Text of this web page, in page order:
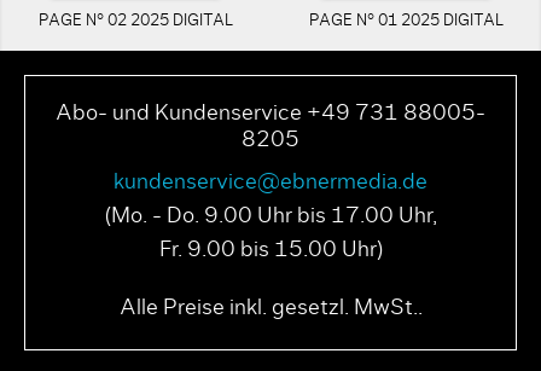
PAGE N° 02 2025 DIGITAL PAGE N° 01 2025 DIGITAL
Abo- und Kundenservice +49 731 88005-
8205
kundenservice@ebnermedia.de
(Mo. - Do. 9.00 Uhr bis 17.00 Uhr,
Fr. 9.00 bis 15.00 Uhr)
Alle Preise inkl. gesetzl. MwSt..